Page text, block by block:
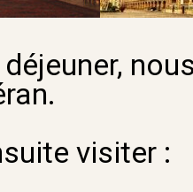
visiter :